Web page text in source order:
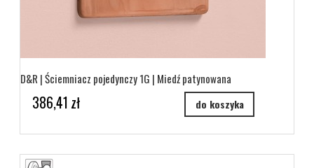
D&R | Ściemniacz pojedynczy 1G | Miedź patynowana
386,41 zł do koszyka